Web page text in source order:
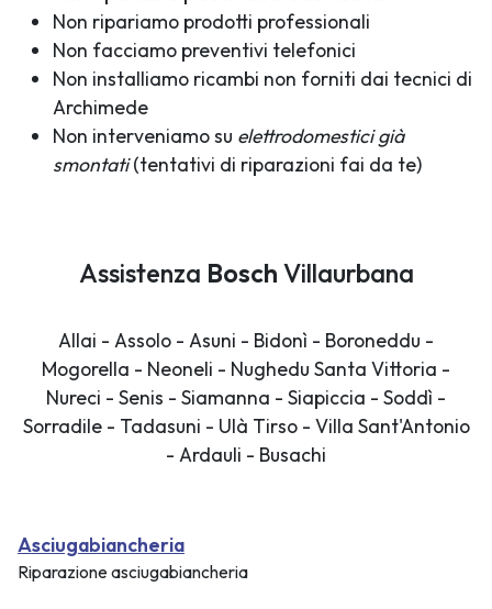
Non ripariamo prodotti professionali
Non facciamo preventivi telefonici
Non installiamo ricambi non forniti dai tecnici di
Archimede
Non interveniamo su elettrodomestici già
smontati(tentativi di riparazioni fai da te)
Assistenza Bosch Villaurbana
Allai - Assolo - Asuni - Bidonì - Boroneddu -
Mogorella - Neoneli - Nughedu Santa Vittoria -
Nureci - Senis - Siamanna - Siapiccia - Soddì -
Sorradile - Tadasuni - Ulà Tirso - Villa Sant'Antonio
- Ardauli - Busachi
Asciugabiancheria
Riparazione asciugabiancheria